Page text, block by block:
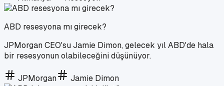
ABD resesyona mı girecek?
JPMorgan CEO'su Jamie Dimon, gelecek yıl ABD'de hala
bir resesyonun olabileceğini düşünüyor.
JPMorgan Jamie Dimon